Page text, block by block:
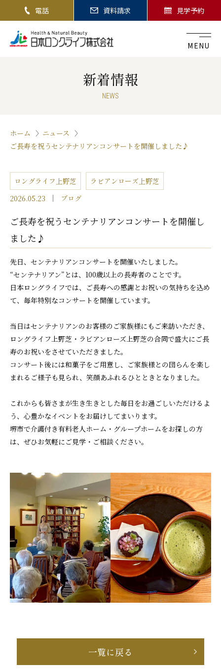
電話 資料請求 見学予約
MENU
新着情報
NEWS
ホーム
ニュース
ご長寿を祝うセンテナリアンコンサートを開催しました♪
ロングライフ上野芝
ラビアンローズ上野芝
2026.05.23
ブログ
ご長寿を祝うセンテナリアンコンサートを開催し
ました♪
先日、センテナリアンコンサートを開催いたしました。
“センテナリアン”とは、100歳以上の長寿者のことです。
日本ロングライフでは、ご長寿への感謝とお祝いの気持ちを込め
て、毎年特別なコンサートを開催しています。
当日はセンテナリアンのお客様のご家族様にもご来訪いただき、
ロングライフ上野芝・ラビアンローズ上野芝の合同で盛大にご長
寿のお祝いをさせていただきました。
コンサート後には和菓子をご用意し、ご家族様との団らんを楽し
まれるご様子も見られ、笑顔あふれるひとときとなりました。
これからも皆さまが生き生きとした毎日をお過ごしいただけるよ
う、心豊かなイベントをお届けしてまいります。
堺市で介護付き有料老人ホーム・グループホームをお探しの方
は、ぜひお気軽にご見学・ご相談ください。
一覧に戻る